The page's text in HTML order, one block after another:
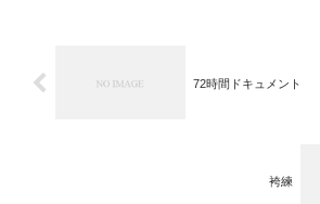
72時間ドキュメント
袴練